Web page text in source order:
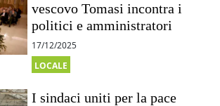
vescovo Tomasi incontra i
politici e amministratori
17/12/2025
LOCALE
I sindaci uniti per la pace